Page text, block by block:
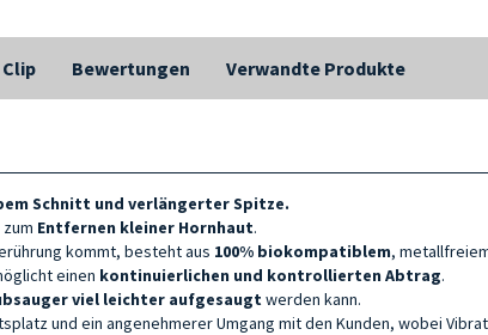
Clip Bewertungen Verwandte Produkte
Schnitt und verlängerter Spitze.
Entfernen kleiner Hornhaut.
kommt, besteht aus 100% biokompatiblem,
einen kontinuierlichen und kontrollierten Abtrag.
viel leichter aufgesaugtwerden kann.
und ein angenehmerer Umgang mit den Kunden, wobei